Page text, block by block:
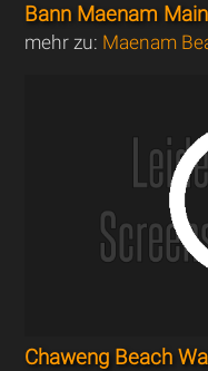
Bann Maenam
mehr zu: Maenam
Chaweng Beach